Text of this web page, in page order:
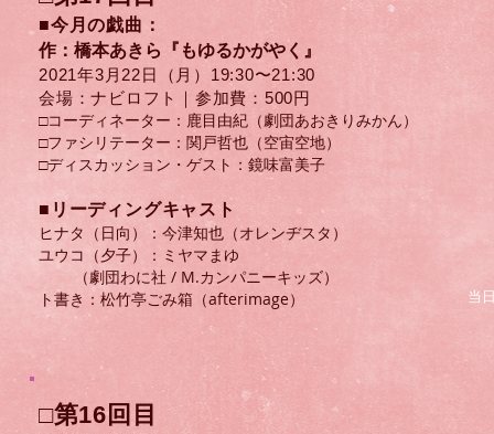
■今月の戯曲：
作：橋本あきら『もゆるかがやく』
2021年3月22日（月）​19:30〜21:30
会場：ナビロフト｜参加費：500円
□コーディネーター：鹿目由紀（劇団あおきりみかん）
□ファシリテーター：関戸哲也（空宙空地）
□ディスカッション・ゲスト： ​鏡味富美子
​■リーディングキャスト
ヒナタ（日向）： 今津知也（オレンヂスタ）
ユウコ（夕子）：ミヤマまゆ
（劇団わに社 / M.カンパニーキッズ）
ト書き：松竹亭ごみ箱（afterimage）
当
□第16回目